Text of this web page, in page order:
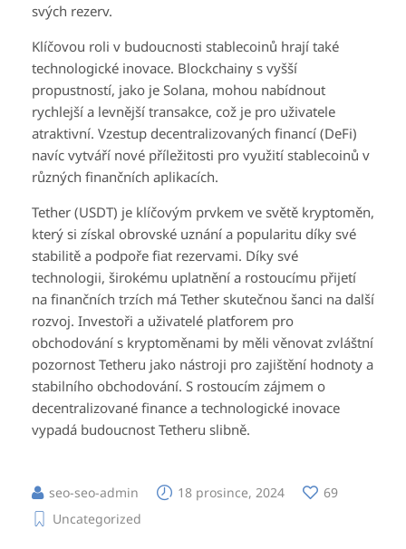
svých rezerv.
Klíčovou roli v budoucnosti stablecoinů hrají také
technologické inovace. Blockchainy s vyšší
propustností, jako je Solana, mohou nabídnout
rychlejší a levnější transakce, což je pro uživatele
atraktivní. Vzestup decentralizovaných financí (DeFi)
navíc vytváří nové příležitosti pro využití stablecoinů v
různých finančních aplikacích.
Tether (USDT) je klíčovým prvkem ve světě kryptoměn,
který si získal obrovské uznání a popularitu díky své
stabilitě a podpoře fiat rezervami. Díky své
technologii, širokému uplatnění a rostoucímu přijetí
na finančních trzích má Tether skutečnou šanci na další
rozvoj. Investoři a uživatelé platforem pro
obchodování s kryptoměnami by měli věnovat zvláštní
pozornost Tetheru jako nástroji pro zajištění hodnoty a
stabilního obchodování. S rostoucím zájmem o
decentralizované finance a technologické inovace
vypadá budoucnost Tetheru slibně.
seo-seo-admin 18 prosince, 2024
69
Uncategorized